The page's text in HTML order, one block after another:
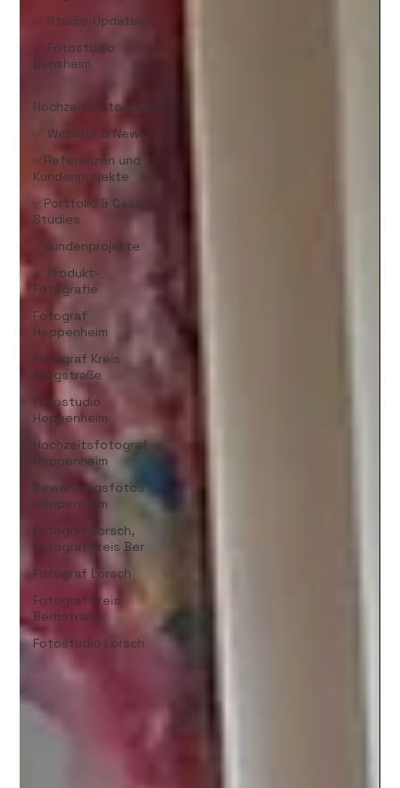
✅ Studio-Updates
✅ Fotostudio
Bensheim
✅
Hochzeitsfotografie
✅ Website & News
✅Referenzen und
Kundenprojekte
✅Portfolio & Case
Studies
✅Kundenprojekte
✅ Produkt-
Fotografie
Fotograf
Heppenheim
Fotograf Kreis
Bergstraße
Fotostudio
Heppenheim
Hochzeitsfotograf
Heppenheim
Bewerbungsfotos
Heppenheim
Fotograf Lorsch,
Fotograf Kreis Ber
Fotograf Lorsch
Fotograf Kreis
Berbstraße
Fotostudio Lorsch